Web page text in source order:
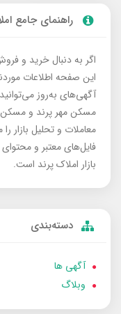
راهنمای جامع
اگر به دنبال خرید و
این صفحه اطلاعات
آگهی‌های به‌روز
مسکن مهر پرند و مسکن
معاملات و تحلیل بازار
فایل‌های معتبر و
بازار املاک پرند است.
دسته‌بندی
آگهی ها
وبلاگ